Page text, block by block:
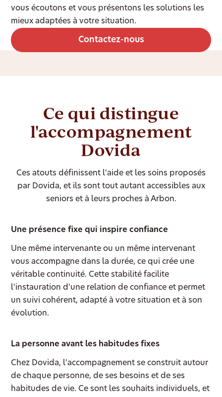
vous écoutons et vous présentons les solutions les
mieux adaptées à votre situation.
Contactez-nous
Ce qui distingue
l'accompagnement
Dovida
Ces atouts définissent l'aide et les soins proposés
par Dovida, et ils sont tout autant accessibles aux
seniors et à leurs proches à Arbon.
Une présence fixe qui inspire confiance
Une même intervenante ou un même intervenant
vous accompagne dans la durée, ce qui crée une
véritable continuité. Cette stabilité facilite
l'instauration d'une relation de confiance et permet
un suivi cohérent, adapté à votre situation et à son
évolution.
La personne avant les habitudes fixes
Chez Dovida, l'accompagnement se construit autour
de chaque personne, de ses besoins et de ses
habitudes de vie. Ce sont les souhaits individuels, et